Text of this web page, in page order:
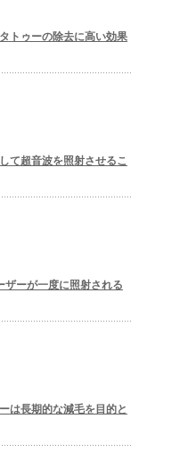
トゥーの除去に高い効果
て超音波を照射させるこ
ザーが一度に照射される
は長期的な減毛を目的と